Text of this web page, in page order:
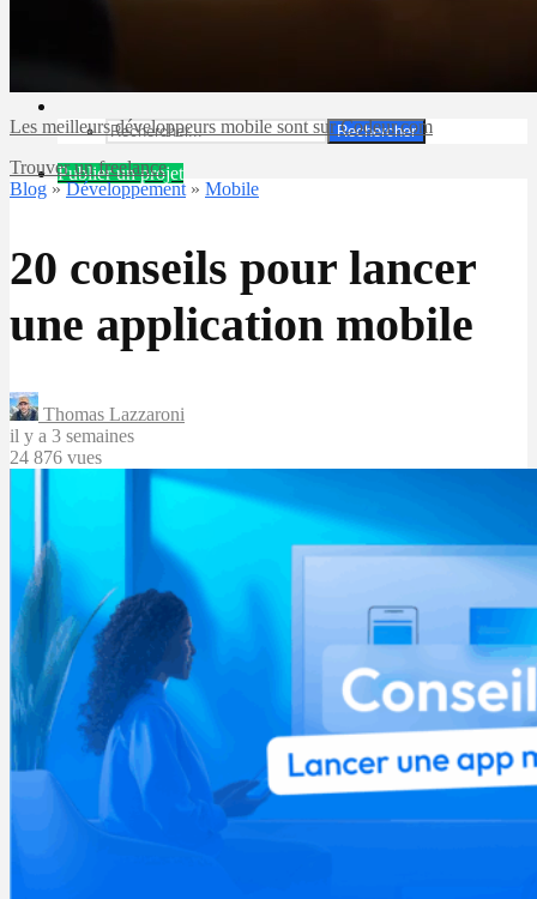
Rechercher
Publier un projet
Les meilleurs développeurs mobile sont sur Codeur.com
Trouver un freelance
Blog »Développement » Mobile
20 conseils pour lancer
une application mobile
Thomas Lazzaroni
il y a 3 semaines
24 876 vues